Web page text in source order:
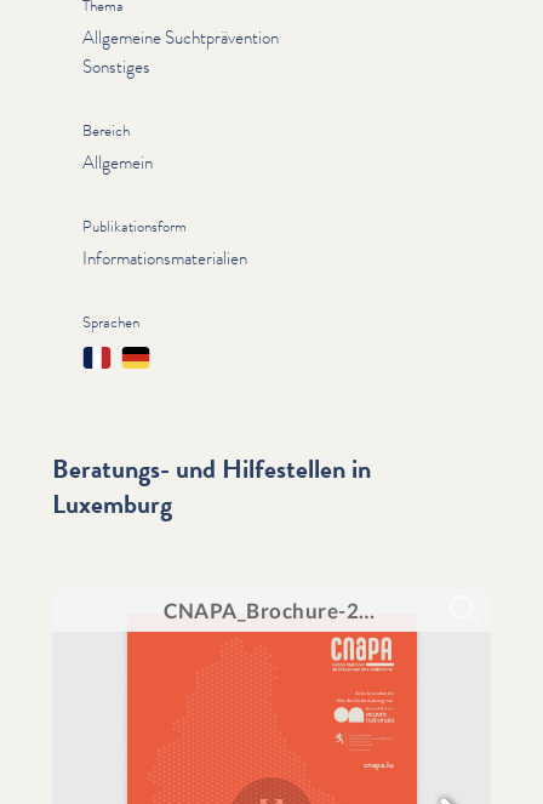
Thema
Allgemeine Suchtprävention
Sonstiges
Bereich
Allgemein
Publikationsform
Informationsmaterialien
Sprachen
FrançaisDeutsch
Beratungs- und Hilfestellen in
Luxemburg